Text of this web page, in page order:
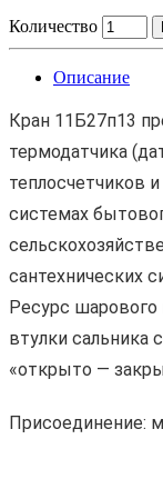
Количество
Описание
Кран 11Б27п13
термодатчика
теплосчетчиков
системах
сантехнических
Ресурс
втулки сальника
«открыто —
Присоединение: